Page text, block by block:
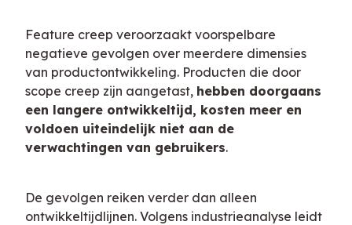
Feature creep veroorzaakt voorspelbare
negatieve gevolgen over meerdere dimensies
van productontwikkeling. Producten die door
scope creep zijn aangetast, hebben doorgaans
een langere ontwikkeltijd, kosten meer en
voldoen uiteindelijk niet aan de
verwachtingen van gebruikers.
De gevolgen reiken verder dan alleen
ontwikkeltijdlijnen. Volgens industrieanalyse leidt